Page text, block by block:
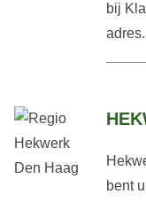
bij
bent